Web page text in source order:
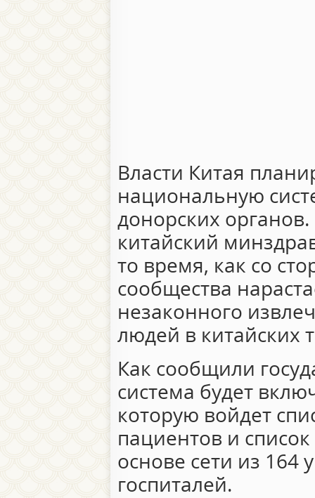
Власти Китая
национальную
донорских
китайский
то время, как со
сообщества
незаконного
людей в китайских
Как сообщили
система будет
которую войдет
пациентов и
основе сети из
госпиталей.